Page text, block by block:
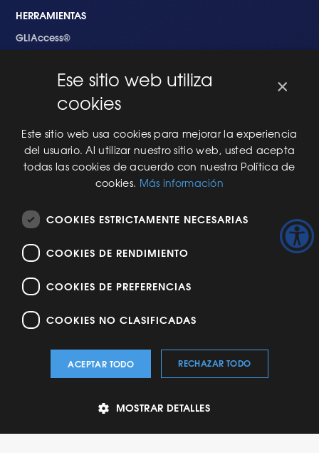
HERRAMIENTAS
GLIAccess®
EMPEZANDO
Nuevo en GLI
Nuevo Software
Una Nueva Máquina
Modificaciones al Software
Modificaciones al Hardware
ACERCA DE NOSOTROS
Historia de GLI
Certificación: Juego Online y Juegos Presenciales
© Copyright 2026 Gaming Laboratories International LLC. Todos los
derechos reservados. -Política de Privacidad-Términos y
Condiciones-Mapa del Sitio
×
Ese sitio web utiliza
cookies
Este sitio web usa cookies para mejorar la experiencia
del usuario. Al utilizar nuestro sitio web, usted acepta
todas las cookies de acuerdo con nuestra Política de
cookies. Más información
COOKIES ESTRICTAMENTE NECESARIAS
COOKIES DE RENDIMIENTO
COOKIES DE PREFERENCIAS
COOKIES NO CLASIFICADAS
ACEPTAR TODO RECHAZAR TODO
MOSTRAR DETALLES